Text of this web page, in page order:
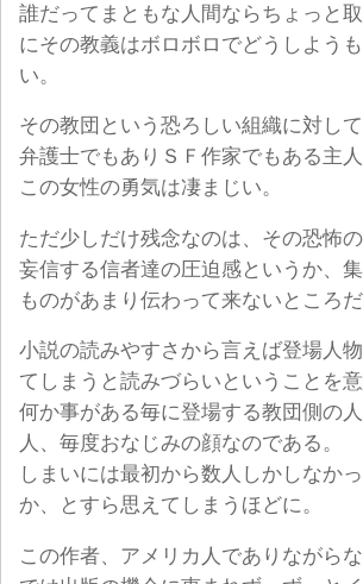
誰だってまともな人間ならちょっと
にその教義はボロボロでどうしよう
い。
その教団という恐ろしい組織に対し
弁護士でもありＳＦ作家でもある主人
この女性の勇気は凄まじい。
ただ少しだけ残念なのは、その恐怖
妄信する信者達の圧迫感というか、
ものがあまり伝わって来ないところだ
小説の読みやすさから言えば登場人
てしまうと読みづらいということを意
何か事がある毎に登場する教団側の
人、毎度おなじみの顔なのである。
しまいには最初から数人しかしなか
か、とすら思えてしまうほどに。
この作者、アメリカ人でありながら